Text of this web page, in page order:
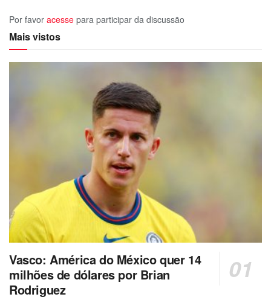
Por favor acesse para participar da discussão
Mais vistos
Vasco: América do México quer 14
milhões de dólares por Brian
Rodriguez